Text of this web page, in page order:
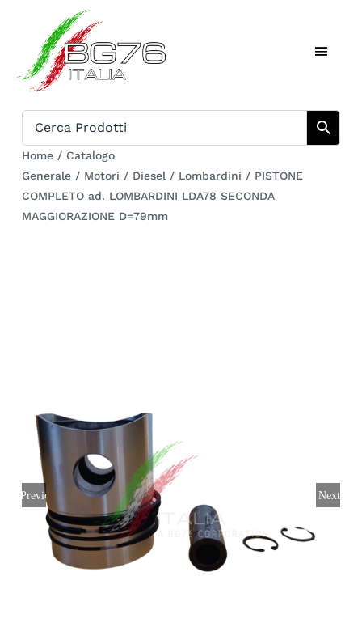
contenuto
Toggle
Catalogo
Chi siamo
Italiano
Home / Catalogo
Generale / Motori / Diesel / Lombardini / PISTONE
COMPLETO ad. LOMBARDINI LDA78 SECONDA
MAGGIORAZIONE D=79mm
Previous Next